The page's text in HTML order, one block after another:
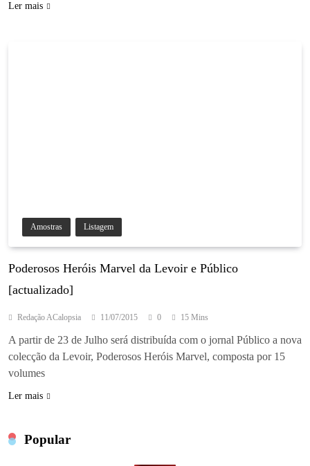
Ler mais
Amostras Listagem
Poderosos Heróis Marvel da Levoir e Público
[actualizado]
Redação ACalopsia 11/07/2015 0 15 Mins
A partir de 23 de Julho será distribuída com o jornal Público a nova
colecção da Levoir, Poderosos Heróis Marvel, composta por 15
volumes
Ler mais
Popular